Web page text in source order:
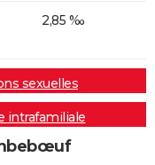
2,85 ‰
sexuelles
intrafamiliale